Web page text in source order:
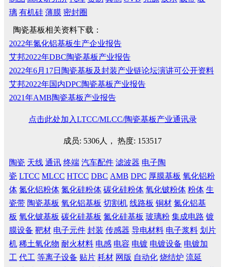
璃 有机硅 薄膜 密封圈
陶瓷基板相关资料下载：
2022年氮化铝基板生产企业报告
艾邦2022年DBC陶瓷基板产业报告
2022年6月17日陶瓷基板及封装产业链论坛演讲可公开资料
艾邦2022年国内DPC陶瓷基板产业报告
2021年AMB陶瓷基板产业报告
点击此处加入LTCC/MLCC/陶瓷基板产业通讯录
成员: 5306人， 热度: 153517
陶瓷 天线 通讯 终端 汽车配件 滤波器 电子陶
瓷 LTCC MLCC HTCC DBC AMB DPC 厚膜基板 氧化铝粉
体 氮化铝粉体 氮化硅粉体 碳化硅粉体 氧化铍粉体 粉体 生
瓷带 陶瓷基板 氧化铝基板 切割机 线路板 铜材 氮化铝基
板 氧化铍基板 碳化硅基板 氮化硅基板 玻璃粉 集成电路 镀
膜设备 靶材 电子元件 封装 传感器 导电材料 电子浆料 划片
机 稀土氧化物 耐火材料 电感 电容 电镀 电镀设备 电镀加
工 代工 等离子设备 贴片 耗材 网版 自动化 烧结炉 流延